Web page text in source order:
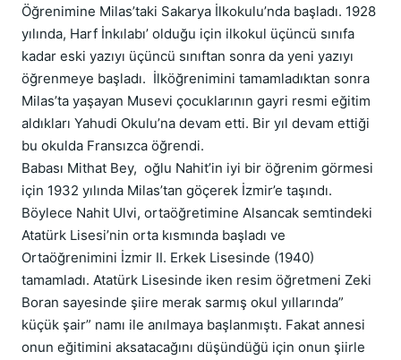
Öğrenimine Milas’taki Sakarya İlkokulu’nda başladı. 1928
yılında, Harf İnkılabı’ olduğu için ilkokul üçüncü sınıfa
kadar eski yazıyı üçüncü sınıftan sonra da yeni yazıyı
öğrenmeye başladı.  İlköğrenimini tamamladıktan sonra
Milas’ta yaşayan Musevi çocuklarının gayri resmi eğitim
aldıkları Yahudi Okulu’na devam etti. Bir yıl devam ettiği
bu okulda Fransızca öğrendi.
Babası Mithat Bey,  oğlu Nahit’in iyi bir öğrenim görmesi
için 1932 yılında Milas’tan göçerek İzmir’e taşındı.
Böylece Nahit Ulvi, ortaöğretimine Alsancak semtindeki
Atatürk Lisesi’nin orta kısmında başladı ve
Ortaöğrenimini İzmir II. Erkek Lisesinde (1940)
tamamladı. Atatürk Lisesinde iken resim öğretmeni Zeki
Boran sayesinde şiire merak sarmış okul yıllarında”
küçük şair” namı ile anılmaya başlanmıştı. Fakat annesi
onun eğitimini aksatacağını düşündüğü için onun şiirle